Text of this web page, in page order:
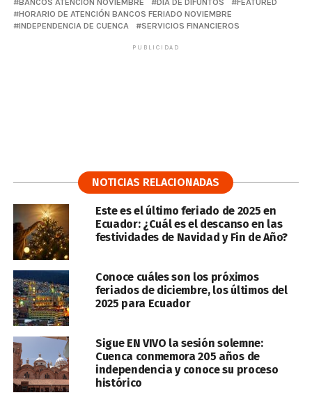
HORARIO DE ATENCIÓN BANCOS FERIADO NOVIEMBRE
INDEPENDENCIA DE CUENCA
SERVICIOS FINANCIEROS
PUBLICIDAD
NOTICIAS RELACIONADAS
Este es el último feriado de 2025 en
Ecuador: ¿Cuál es el descanso en las
festividades de Navidad y Fin de Año?
Conoce cuáles son los próximos
feriados de diciembre, los últimos del
2025 para Ecuador
Sigue EN VIVO la sesión solemne:
Cuenca conmemora 205 años de
independencia y conoce su proceso
histórico